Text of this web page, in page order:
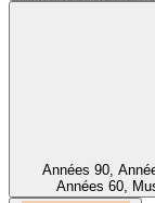
Années 90,
Années 60,